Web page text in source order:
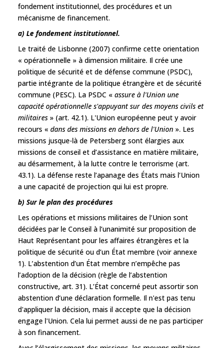
fondement institutionnel, des procédures et un
mécanisme de financement.
a) Le fondement institutionnel.
Le traité de Lisbonne (2007) confirme cette orientation
« opérationnelle » à dimension militaire. Il crée une
politique de sécurité et de défense commune (PSDC),
partie intégrante de la politique étrangère et de sécurité
commune (PESC). La PSDC « assure à l'Union une
capacité opérationnelle s'appuyant sur des moyens civils et
militaires » (art. 42.1). L'Union européenne peut y avoir
recours « dans des missions en dehors de l'Union ». Les
missions jusque-là de Petersberg sont élargies aux
missions de conseil et d’assistance en matière militaire,
au désarmement, à la lutte contre le terrorisme (art.
43.1). La défense reste l’apanage des États mais l’Union
a une capacité de projection qui lui est propre.
b) Sur le plan des procédures
Les opérations et missions militaires de l’Union sont
décidées par le Conseil à l’unanimité sur proposition de
Haut Représentant pour les affaires étrangères et la
politique de sécurité ou d’un État membre (voir annexe
1). L’abstention d’un État membre n’empêche pas
l’adoption de la décision (règle de l’abstention
constructive, art. 31). L’État concerné peut assortir son
abstention d’une déclaration formelle. Il n'est pas tenu
d'appliquer la décision, mais il accepte que la décision
engage l'Union. Cela lui permet aussi de ne pas participer
à son financement.